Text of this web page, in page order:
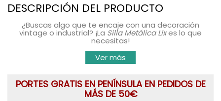
DESCRIPCIÓN DEL PRODUCTO
¿Buscas algo que te encaje con una decoración
vintage o industrial? ¡La Silla Metálica Lixes lo que
necesitas!
Ver más
PORTES GRATIS EN PENÍNSULA EN PEDIDOS DE
MÁS DE 50€